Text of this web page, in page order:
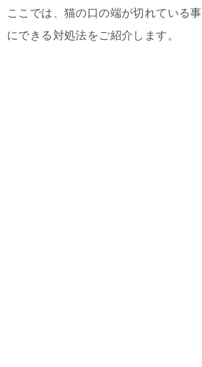
ここでは、猫の口の端が切れている
にできる対処法をご紹介します。